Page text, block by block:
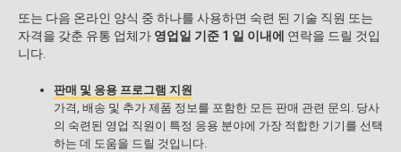
또는 다음 온라인 양식 중 하나를 사용하면 숙련 된 기술 직원 또는
자격을 갖춘 유통 업체가 영업일 기준 1 일 이내에 연락을 드릴 것입
니다.
판매 및 응용 프로그램 지원
가격, 배송 및 추가 제품 정보를 포함한 모든 판매 관련 문의. 당사
의 숙련된 영업 직원이 특정 응용 분야에 가장 적합한 기기를 선택
하는 데 도움을 드릴 것입니다.